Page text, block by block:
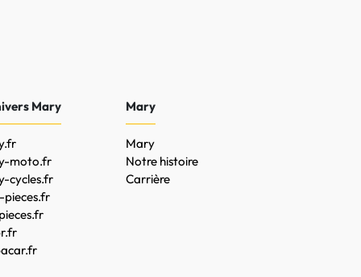
Mary
moto.fr
cycles.fr
pieces.fr
Mary
Mary
Notre histoire
Carrière